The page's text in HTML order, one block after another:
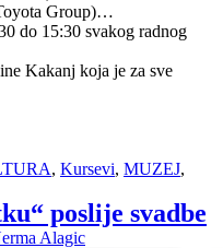
Group)…
do 15:30 svakog radnog
Kakanj koja je za sve
, Kursevi, MUZEJ,
poslije svadbe
Alagic